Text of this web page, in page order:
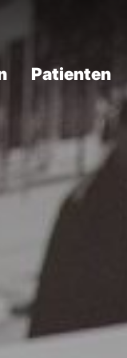
Patienten
Verdau­ungstrakt